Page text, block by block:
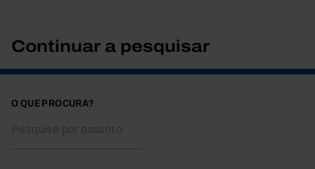
Continuar a pesquisar
O QUE PROCURA?